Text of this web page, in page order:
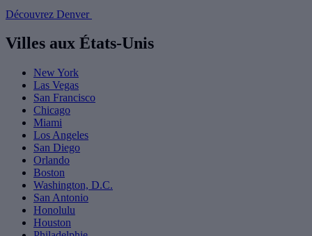
Découvrez Denver
Villes aux États-Unis
New York
Las Vegas
San Francisco
Chicago
Miami
Los Angeles
San Diego
Orlando
Boston
Washington, D.C.
San Antonio
Honolulu
Houston